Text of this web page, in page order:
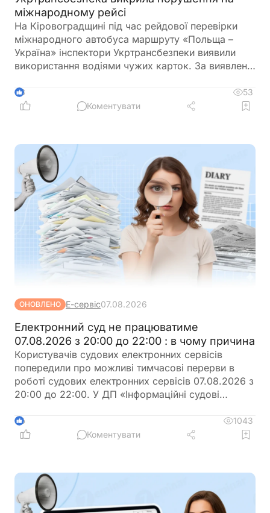
міжнародному рейсі
На Кіровоградщині під час рейдової перевірки
міжнародного автобуса маршруту «Польща –
Україна» інспектори Укртрансбезпеки виявили
використання водіями чужих карток. За виявлене
34 тис. грн
3
53
Коментувати
ОНОВЛЕНО Е-сервіс07.08.2026
Електронний суд не працюватиме
07.08.2026 з 20:00 до 22:00 : в чому причина
Користувачів судових електронних сервісів
попередили про можливі тимчасові перерви в
роботі судових електронних сервісів 07.08.2026 з
20:00 до 22:00. У ДП «Інформаційні судові
час планування роботи із сервісами
6
1043
Коментувати